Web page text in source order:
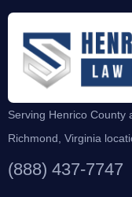
Serving Henrico County
Richmond, Virginia
(888) 437-7747